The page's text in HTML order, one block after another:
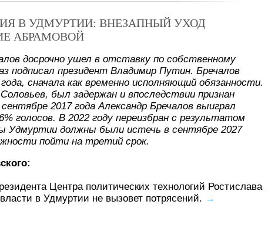
В УДМУРТИИ: ВНЕЗАПНЫЙ УХОД
АБРАМОВОЙ
досрочно ушел в отставку по собственному
подписал президент Владимир Путин. Бречалов
сначала как временно исполняющий обязанности.
был задержан и впоследствии признан
2017 года Александр Бречалов выиграл
голосов. В 2022 году переизбран с результатом
Удмуртии должны были истечь в сентябре 2027
пойти на третий срок.
Центра политических технологий Ростислава
в Удмуртии не вызовет потрясений. →